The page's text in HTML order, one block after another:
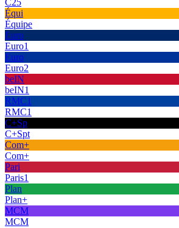
C25
Équi
Équipe
Euro
Euro1
Euro
Euro2
beIN
beIN1
RMC1
RMC1
C+Sp
C+Spt
Com+
Com+
Pari
Paris1
Plan
Plan+
MCM
MCM